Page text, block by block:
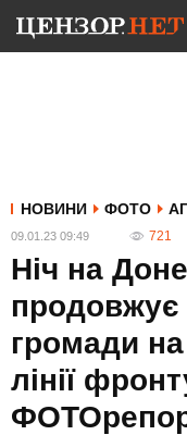
НОВИНИ ФОТО
09.01.23 09:49 721
Ніч на
продовжує
громади на
лінії